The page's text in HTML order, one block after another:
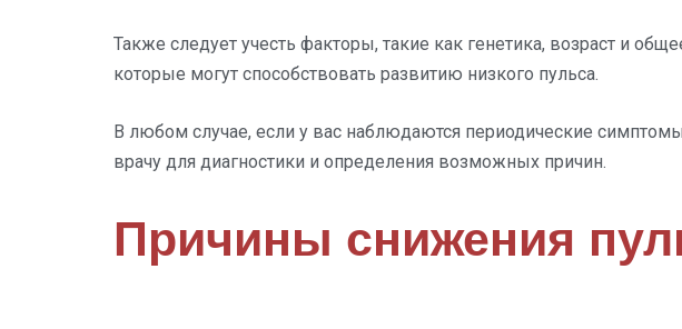
Также следует учесть факторы, такие как генетика, возраст и
которые могут способствовать развитию низкого пульса.
В любом случае, если у вас наблюдаются периодические
врачу для диагностики и определения возможных причин.
Причины снижения